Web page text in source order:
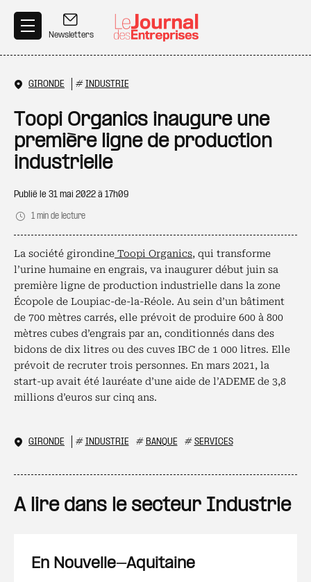
Newsletters
GIRONDE # INDUSTRIE
Toopi Organics inaugure une
première ligne de production
industrielle
Publié le 31 mai 2022 à 17h09
1 min de lecture
La société girondine Toopi Organics, qui transforme
l’urine humaine en engrais, va inaugurer début juin sa
première ligne de production industrielle dans la zone
Écopole de Loupiac-de-la-Réole. Au sein d’un bâtiment
de 700 mètres carrés, elle prévoit de produire 600 à 800
mètres cubes d’engrais par an, conditionnés dans des
bidons de dix litres ou des cuves IBC de 1 000 litres. Elle
prévoit de recruter trois personnes. En mars 2021, la
start-up avait été lauréate d’une aide de l’ADEME de 3,8
millions d’euros sur cinq ans.
GIRONDE # INDUSTRIE # BANQUE # SERVICES
A lire dans le secteur Industrie
En Nouvelle-Aquitaine